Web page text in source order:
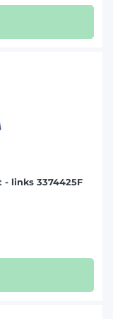
- links 3374425F